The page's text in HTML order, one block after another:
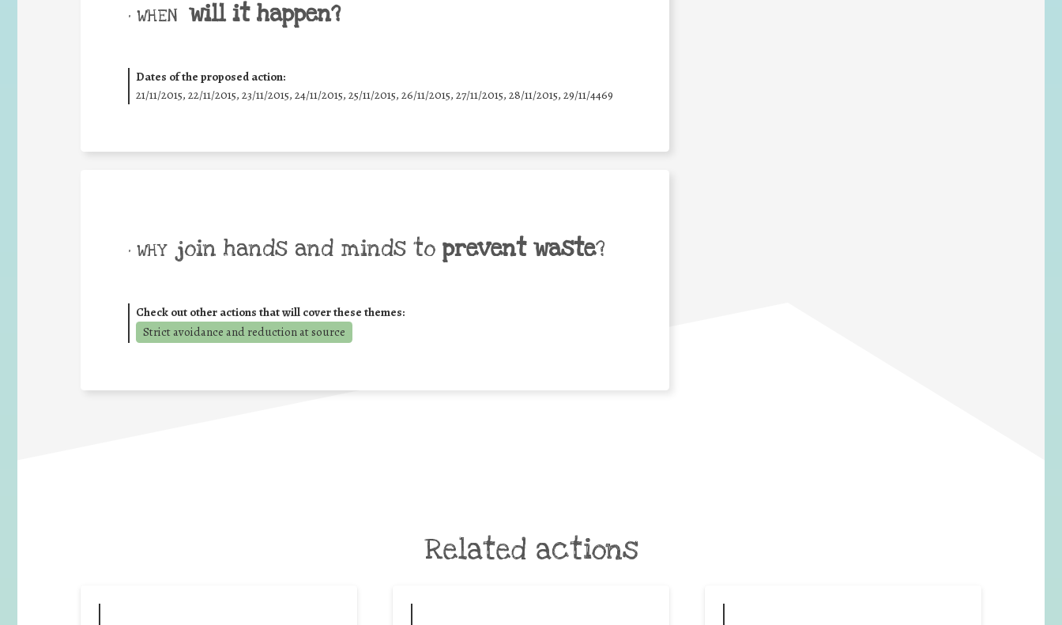
• WHEN will it happen?
Dates of the proposed action:
21/11/2015, 22/11/2015, 23/11/2015, 24/11/2015, 25/11/2015, 26/11/2015, 27/11/2015, 28/11/2015, 29/11/4469
• WHY join hands and minds to prevent waste?
Check out other actions that will cover these themes:
Strict avoidance and reduction at source
Related actions